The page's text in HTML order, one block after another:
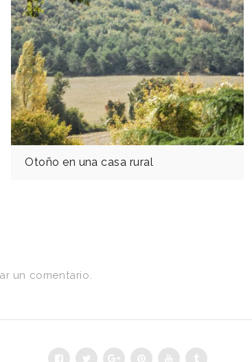
Otoño en una casa rural
un comentario.